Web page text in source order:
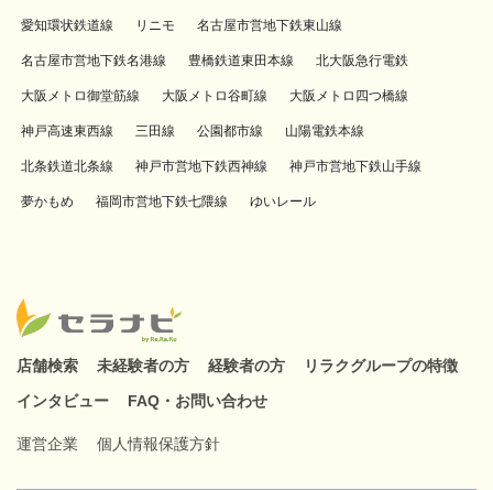
愛知環状鉄道線 リニモ 名古屋市営地下鉄東山線
名古屋市営地下鉄名港線 豊橋鉄道東田本線 北大阪急行電鉄
大阪メトロ御堂筋線 大阪メトロ谷町線 大阪メトロ四つ橋線
神戸高速東西線 三田線 公園都市線 山陽電鉄本線
北条鉄道北条線 神戸市営地下鉄西神線 神戸市営地下鉄山手線
夢かもめ 福岡市営地下鉄七隈線 ゆいレール
店舗検索 未経験者の方 経験者の方
リラクグループの特徴
インタビュー
FAQ・お問い合わせ
運営企業 個人情報保護方針